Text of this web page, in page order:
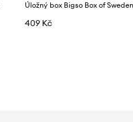
409 Kč